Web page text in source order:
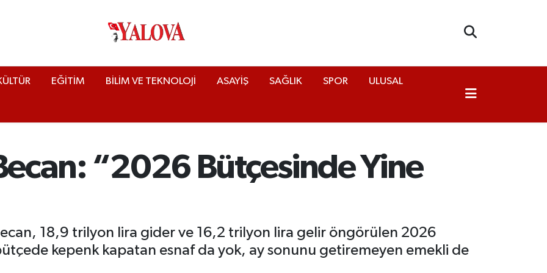
EĞİTİM BİLİM VE TEKNOLOJİ ASAYİŞ SAĞLIK SPOR ULUSAL
“2026 Bütçesinde Yine
18,9 trilyon lira gider ve 16,2 trilyon lira gelir öngörülen 2026
kepenk kapatan esnaf da yok, ay sonunu getiremeyen emekli de